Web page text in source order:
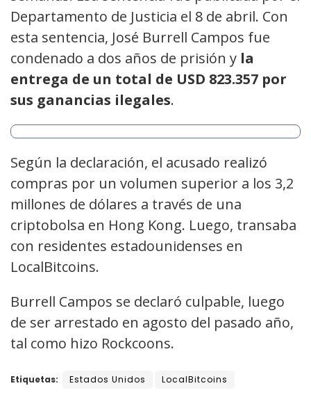
Departamento de Justicia el 8 de abril. Con
esta sentencia, José Burrell Campos fue
condenado a dos años de prisión y la
entrega de un total de USD 823.357 por
sus ganancias ilegales.
Según la declaración, el acusado realizó
compras por un volumen superior a los 3,2
millones de dólares a través de una
criptobolsa en Hong Kong. Luego, transaba
con residentes estadounidenses en
LocalBitcoins.
Burrell Campos se declaró culpable, luego
de ser arrestado en agosto del pasado año,
tal como hizo Rockcoons.
Etiquetas: Estados Unidos LocalBitcoins